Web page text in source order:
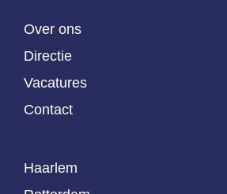
Over ons
Directie
Vacatures
Contact
Haarlem